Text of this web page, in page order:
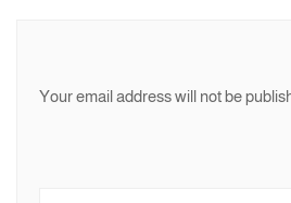
Your email address will not be